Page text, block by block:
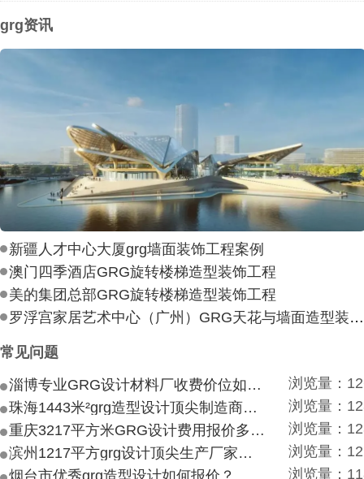
grg资讯
新疆人才中心大厦grg墙面装饰工程案例
澳门四季酒店GRG旋转楼梯造型装饰工程
美的集团总部GRG旋转楼梯造型装饰工程
罗浮宫家居艺术中心（广州）GRG天花与墙面造型装饰工程
常见问题
淄博专业GRG设计材料厂收费价位如何？
浏览量：
珠海1443米²grg造型设计顶尖制造商付费付费多少？
浏览量：
重庆3217平方米GRG设计费用报价多少？
浏览量：
滨州1217平方grg设计顶尖生产厂家价目如何？
浏览量：
烟台市优秀grg造型设计如何报价？
浏览量：